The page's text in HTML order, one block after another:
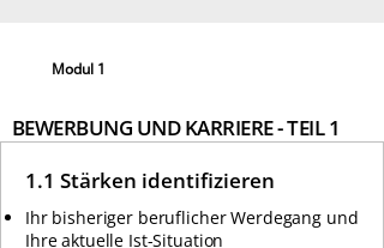
Modul 1
BEWERBUNG UND KARRIERE - TEIL 1
1.1 Stärken identifizieren
Ihr bisheriger beruflicher Werdegang und
Ihre aktuelle Ist-Situation